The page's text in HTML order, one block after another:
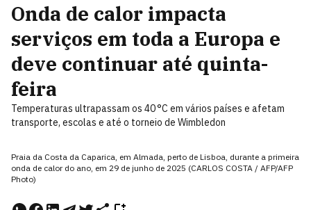
Onda de calor impacta
serviços em toda a Europa e
deve continuar até quinta-
feira
Temperaturas ultrapassam os 40 °C em vários países e afetam
transporte, escolas e até o torneio de Wimbledon
Praia da Costa da Caparica, em Almada, perto de Lisboa, durante a primeira
onda de calor do ano, em 29 de junho de 2025 (CARLOS COSTA / AFP/AFP
Photo)